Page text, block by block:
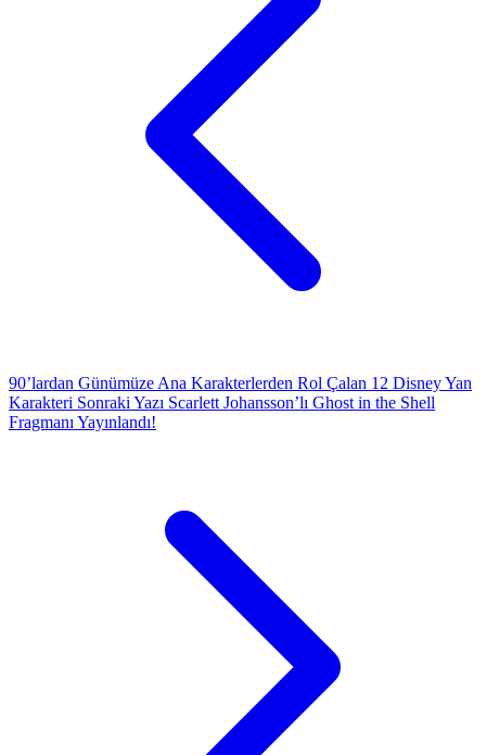
90’lardan Günümüze Ana Karakterlerden Rol Çalan 12 Disney Yan
Karakteri Sonraki Yazı Scarlett Johansson’lı Ghost in the Shell
Fragmanı Yayınlandı!